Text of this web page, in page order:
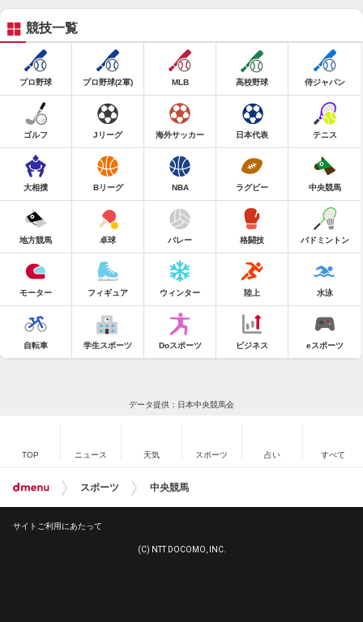
競技一覧
プロ野球 プロ野球(2軍) MLB 高校野球 侍ジャパン
ゴルフ Jリーグ 海外サッカー 日本代表 テニス
大相撲 Bリーグ NBA ラグビー 中央競馬
地方競馬 卓球 バレー 格闘技 バドミントン
モーター フィギュア ウィンター 陸上 水泳
自転車 学生スポーツ Doスポーツ ビジネス eスポーツ
データ提供：日本中央競馬会
TOP ニュース 天気 スポーツ 占い すべて
スポーツ 中央競馬
サイトご利用にあたって
(C) NTT DOCOMO, INC.